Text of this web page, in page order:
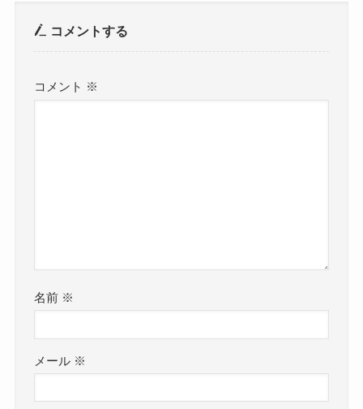
コメントする
コメント ※
名前 ※
メール ※